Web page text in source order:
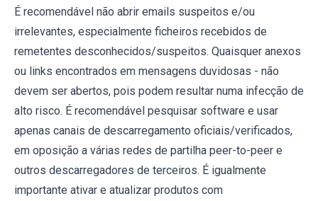
É recomendável não abrir emails suspeitos e/ou
irrelevantes, especialmente ficheiros recebidos de
remetentes desconhecidos/suspeitos. Quaisquer anexos
ou links encontrados em mensagens duvidosas - não
devem ser abertos, pois podem resultar numa infecção de
alto risco. É recomendável pesquisar software e usar
apenas canais de descarregamento oficiais/verificados,
em oposição a várias redes de partilha peer-to-peer e
outros descarregadores de terceiros. É igualmente
importante ativar e atualizar produtos com